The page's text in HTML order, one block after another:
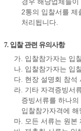
2통의 입찰서를 제
처리됩니다.
7. 입찰 관련 유의사항
가. 입찰참가자는 입
나. 입찰참가자는 입
다. 현장 설명회 참석
라. 기타 자격증빙서
증빙서류를 하나
입찰참가자격에
마. 모든 서류는 원본